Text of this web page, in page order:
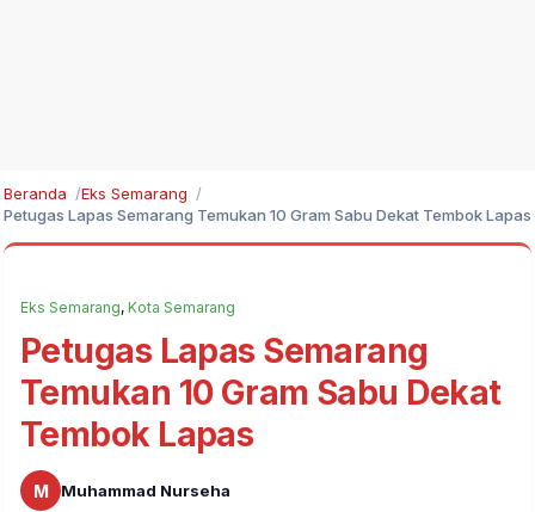
Beranda
Eks Semarang
Petugas Lapas Semarang Temukan 10 Gram Sabu Dekat Tembok Lapas
Eks Semarang, Kota Semarang
Petugas Lapas Semarang
Temukan 10 Gram Sabu Dekat
Tembok Lapas
M
Muhammad Nurseha